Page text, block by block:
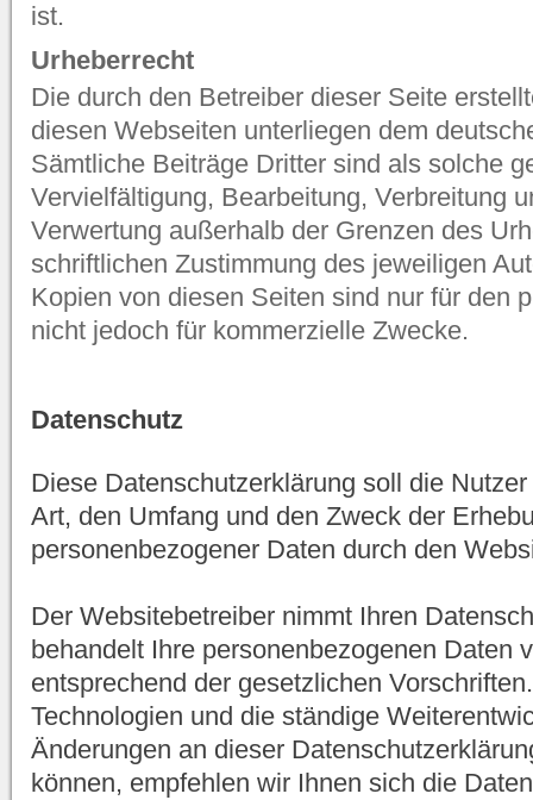
ist.
Urheberrecht
Die durch den Betreiber dieser Seite
diesen Webseiten unterliegen dem
Sämtliche Beiträge Dritter sind als solche
Vervielfältigung, Bearbeitung, Verbreitung
Verwertung außerhalb der Grenzen des
schriftlichen Zustimmung des jeweiligen
Kopien von diesen Seiten sind nur für den
nicht jedoch für kommerzielle Zwecke.
Datenschutz
Diese Datenschutzerklärung soll die
Art, den Umfang und den Zweck der
personenbezogener Daten durch den
Der Websitebetreiber nimmt Ihren
behandelt Ihre personenbezogenen Daten
entsprechend der gesetzlichen
Technologien und die ständige
Änderungen an dieser
können, empfehlen wir Ihnen sich die